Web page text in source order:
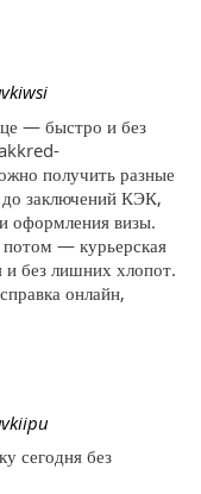
— быстро и без
получить разные
заключений КЭК,
оформления визы.
потом — курьерская
и без лишних хлопот.
онлайн,
сегодня без